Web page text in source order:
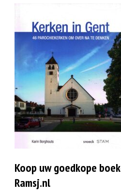
Koop uw goedkope
Ramsj.nl